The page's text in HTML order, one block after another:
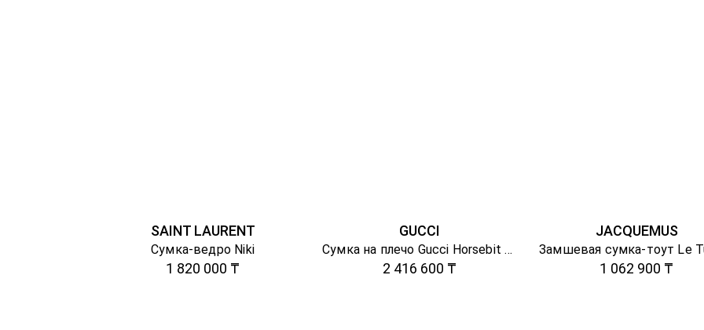
SAINT LAURENT
Сумка-ведро Niki
1 820 000 ₸
GUCCI
Сумка на плечо Gucci Horsebit 1955
2 416 600 ₸
JACQUEMUS
1 062 900 ₸